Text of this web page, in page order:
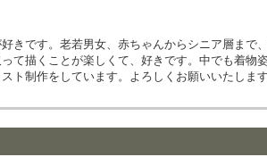
きです。老若男女、赤ちゃんからシニア層まで
て描くことが楽しくて、好きです。中でも着物
ト制作をしています。よろしくお願いいたします